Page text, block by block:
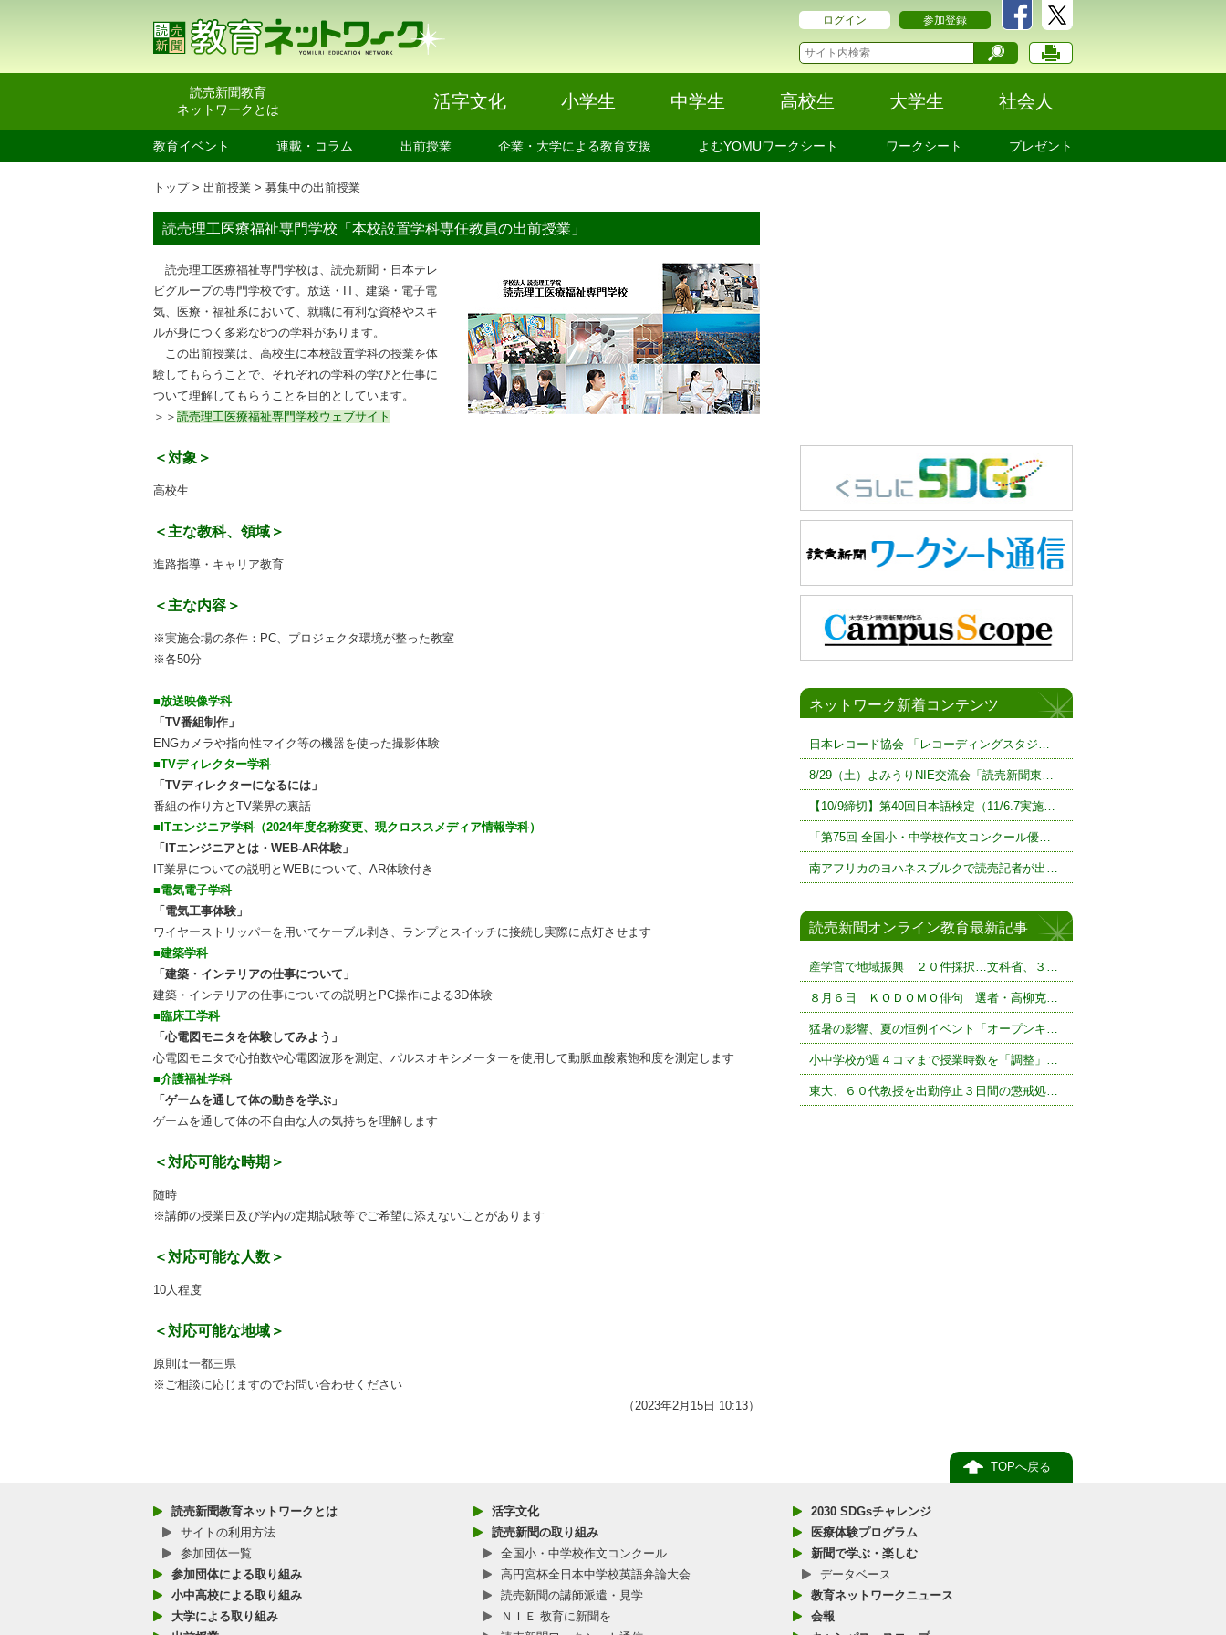
ログイン 参加登録
読売新聞教育
ネットワークとは
活字文化 小学生 中学生 高校生 大学生 社会人
教育イベント 連載・コラム 出前授業 企業・大学による教育支援 よむYOMUワークシート ワークシート プレゼント
トップ 出前授業 募集中の出前授業
読売理工医療福祉専門学校「本校設置学科専任教員の出前授業」
読売理工医療福祉専門学校は、読売新聞・日本テレ
ビグループの専門学校です。放送・IT、建築・電子電
気、医療・福祉系において、就職に有利な資格やスキ
ルが身につく多彩な8つの学科があります。
この出前授業は、高校生に本校設置学科の授業を体
験してもらうことで、それぞれの学科の学びと仕事に
ついて理解してもらうことを目的としています。
＞＞ 読売理工医療福祉専門学校ウェブサイト
＜対象＞
高校生
＜主な教科、領域＞
進路指導・キャリア教育
＜主な内容＞
※実施会場の条件：PC、プロジェクタ環境が整った教室
※各50分
■放送映像学科
「TV番組制作」
ENGカメラや指向性マイク等の機器を使った撮影体験
■TVディレクター学科
「TVディレクターになるには」
番組の作り方とTV業界の裏話
■ITエンジニア学科（2024年度名称変更、現クロススメディア情報学科）
「ITエンジニアとは・WEB-AR体験」
IT業界についての説明とWEBについて、AR体験付き
■電気電子学科
「電気工事体験」
ワイヤーストリッパーを用いてケーブル剥き、ランプとスイッチに接続し実際に点灯させます
■建築学科
「建築・インテリアの仕事について」
建築・インテリアの仕事についての説明とPC操作による3D体験
■臨床工学科
「心電図モニタを体験してみよう」
心電図モニタで心拍数や心電図波形を測定、パルスオキシメーターを使用して動脈血酸素飽和度を測定します
■介護福祉学科
「ゲームを通して体の動きを学ぶ」
ゲームを通して体の不自由な人の気持ちを理解します
＜対応可能な時期＞
随時
※講師の授業日及び学内の定期試験等でご希望に添えないことがあります
＜対応可能な人数＞
10人程度
＜対応可能な地域＞
原則は一都三県
※ご相談に応じますのでお問い合わせください
（2023年2月15日 10:13）
ネットワーク新着コンテンツ
日本レコード協会 「レコーディングスタジ…
8/29（土）よみうりNIE交流会「読売新聞東…
【10/9締切】第40回日本語検定（11/6.7実施…
「第75回 全国小・中学校作文コンクール優…
南アフリカのヨハネスブルクで読売記者が出…
読売新聞オンライン教育最新記事
産学官で地域振興 ２０件採択…文科省、３…
８月６日 ＫＯＤＯＭＯ俳句 選者・高柳克…
猛暑の影響、夏の恒例イベント「オープンキ…
小中学校が週４コマまで授業時数を「調整」…
東大、６０代教授を出勤停止３日間の懲戒処…
TOPへ戻る
読売新聞教育ネットワークとは
サイトの利用方法
参加団体一覧
参加団体による取り組み
小中高校による取り組み
大学による取り組み
活字文化
読売新聞の取り組み
全国小・中学校作文コンクール
高円宮杯全日本中学校英語弁論大会
読売新聞の講師派遣・見学
ＮＩＥ 教育に新聞を
2030 SDGsチャレンジ
医療体験プログラム
新聞で学ぶ・楽しむ
データベース
教育ネットワークニュース
会報